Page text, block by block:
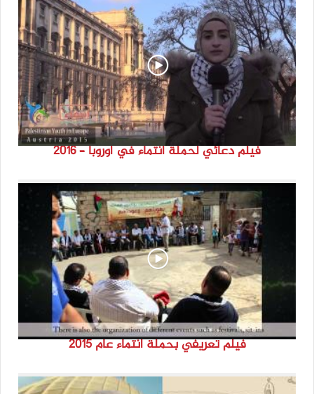
فيلم دعائي لحملة انتماء في اوروبا – 2016
فيلم تعريفي بحملة انتماء عام 2015